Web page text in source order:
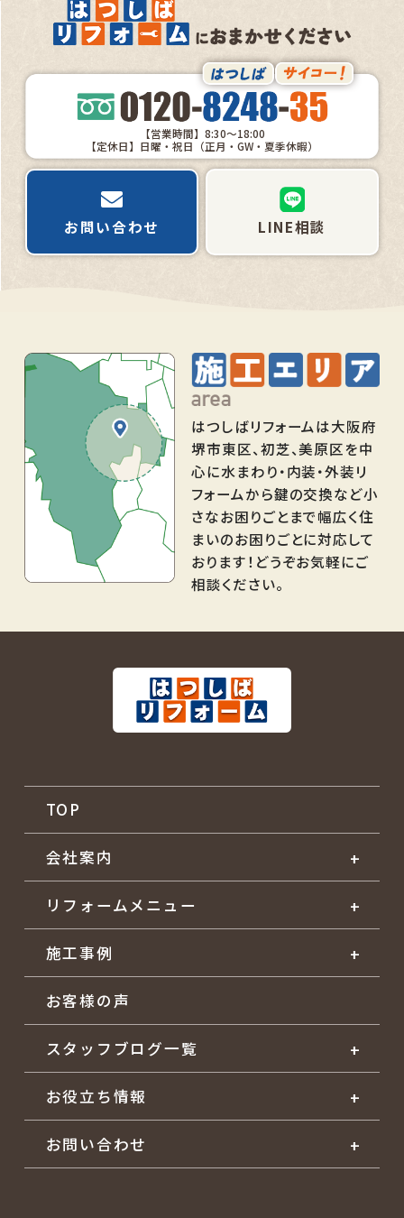
【営業時間】8:30～18:00
【定休日】日曜・祝日（正月・GW・夏季休暇）
お問い合わせ LINE相談
はつしばリフォームは大阪府
堺市東区、初芝、美原区を中
心に水まわり・内装・外装リ
フォームから鍵の交換など小
さなお困りごとまで幅広く住
まいのお困りごとに対応して
おります！どうぞお気軽にご
相談ください。
TOP
会社案内
リフォームメニュー
施工事例
お客様の声
スタッフブログ一覧
お役立ち情報
お問い合わせ